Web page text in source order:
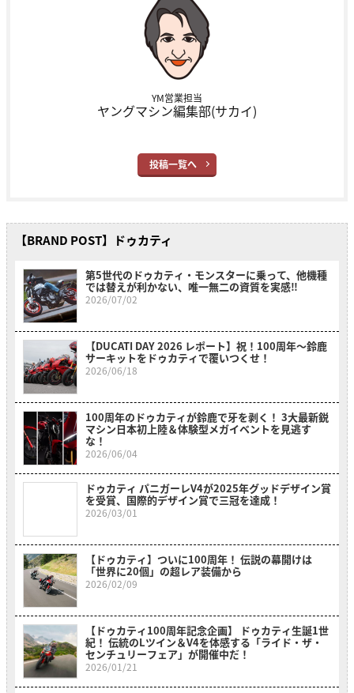
YM営業担当
ヤングマシン編集部(サカイ)
投稿一覧へ
【BRAND POST】ドゥカティ
第5世代のドゥカティ・モンスターに乗って、他機種
では替えが利かない、唯一無二の資質を実感‼
2026/07/02
【DUCATI DAY 2026 レポート】祝！100周年〜鈴鹿
サーキットをドゥカティで覆いつくせ！
2026/06/18
100周年のドゥカティが鈴鹿で牙を剥く！ 3大最新鋭
マシン日本初上陸＆体験型メガイベントを見逃す
な！
2026/06/04
ドゥカティ パニガーレV4が2025年グッドデザイン賞
を受賞、国際的デザイン賞で三冠を達成！
2026/03/01
【ドゥカティ】ついに100周年！ 伝説の幕開けは
「世界に20個」の超レア装備から
2026/02/09
【ドゥカティ100周年記念企画】 ドゥカティ生誕1世
紀！ 伝統のLツイン＆V4を体感する「ライド・ザ・
センチュリーフェア」が開催中だ！
2026/01/21